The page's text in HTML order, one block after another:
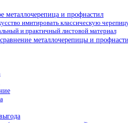
металлочерепица и профнастил
имитировать классическую
и практичный листовой материал
металлочерепицы и